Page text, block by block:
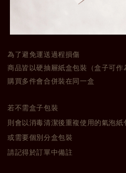
為了避免運送過程損傷
商品皆以硬抽屜紙盒包裝（盒子可作
購買多件會合併裝在同一盒
若不需盒子包裝
則會以消毒清潔後重複使用的氣泡紙
或需要個別分盒包裝
請記得於訂單中備註